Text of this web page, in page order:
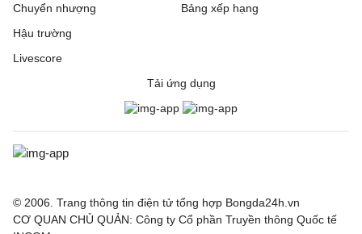
Chuyển nhượng
Hậu trường
Livescore
Bảng xếp hạng
Tải ứng dụng
© 2006. Trang thông tin điện tử tổng hợp Bongda24h.vn
CƠ QUAN CHỦ QUẢN: Công ty Cổ phần Truyền thông Quốc tế